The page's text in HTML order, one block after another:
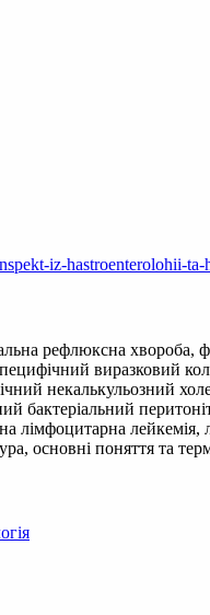
iz-hastroenterolohii-
рефлюксна
виразковий
некалькульозний
бактеріальний
лімфоцитарна
основні поняття та